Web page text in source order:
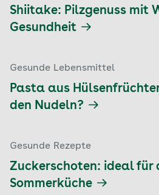
Shiitake: Pilzgenuss mit
Gesundheit
Gesunde Lebensmittel
Pasta aus
den Nudeln?
Gesunde Rezepte
Zuckerschoten: ideal für
Sommerküche